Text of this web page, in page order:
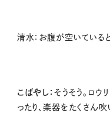
清水： お腹が空いている
こばやし： そうそう。ロウ
ったり、楽器をたくさん